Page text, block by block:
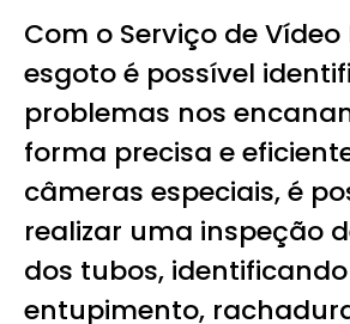
Com o Serviço de
esgoto é possível
problemas nos
forma precisa e
câmeras especiais, é
realizar uma inspeção
dos tubos,
entupimento,